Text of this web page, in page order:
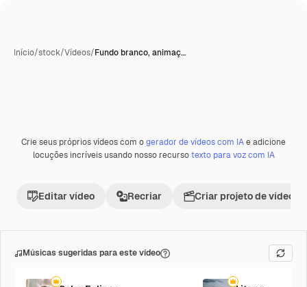
Início/stock/Vídeos/Fundo branco, animaç…
Premium
Crie seus próprios vídeos com ogerador de vídeos com IAe adicione
locuções incríveis usando nosso recursotexto para voz com IA
Editar vídeo Recriar Criar projeto de vídeo
Músicas sugeridas para este vídeo